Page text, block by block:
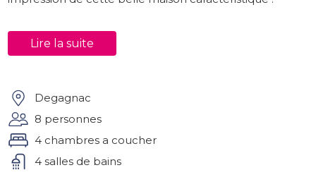
Interieur
Au RDC vous avez un grand salon/séjour, cuisine
coucher lit double + mezzanine 2 lits simples pour les
enfants, salle de bain avec douche et wc séparé.
Terrasse de 30m² avec BBQ au gaz et vue imprenable
sur la campagne. Couchers de soleil magnifiques. Au
1er étage, 3 chambres dont 2 chambres lits doubles
Lire la suite
Degagnac
8 personnes
4 chambres a coucher
4 salles de bains